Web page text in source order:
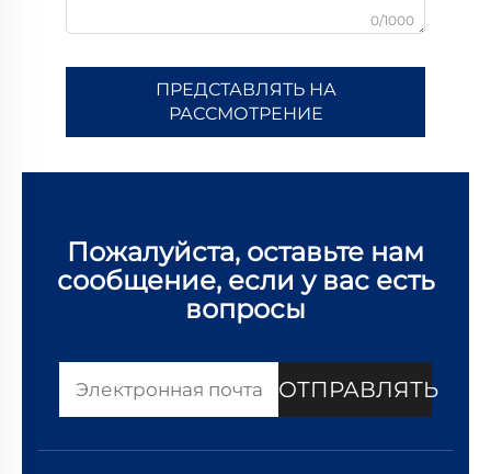
0/1000
ПРЕДСТАВЛЯТЬ НА
РАССМОТРЕНИЕ
Пожалуйста, оставьте нам
сообщение, если у вас есть
вопросы
ОТПРАВЛЯТЬ